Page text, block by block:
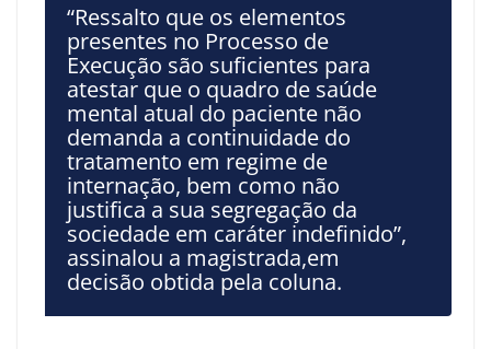
“Ressalto que os elementos
presentes no Processo de
Execução são suficientes para
atestar que o quadro de saúde
mental atual do paciente não
demanda a continuidade do
tratamento em regime de
internação, bem como não
justifica a sua segregação da
sociedade em caráter indefinido”,
assinalou a magistrada,em
decisão obtida pela coluna.